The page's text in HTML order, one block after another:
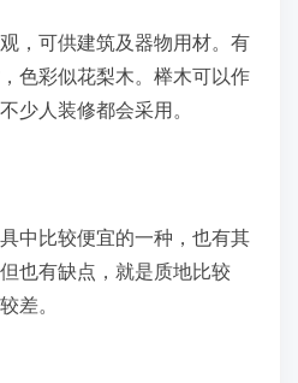
，可供建筑及器物用材。有
色彩似花梨木。榉木可以作
少人装修都会采用。
中比较便宜的一种，也有其
也有缺点，就是质地比较
差。